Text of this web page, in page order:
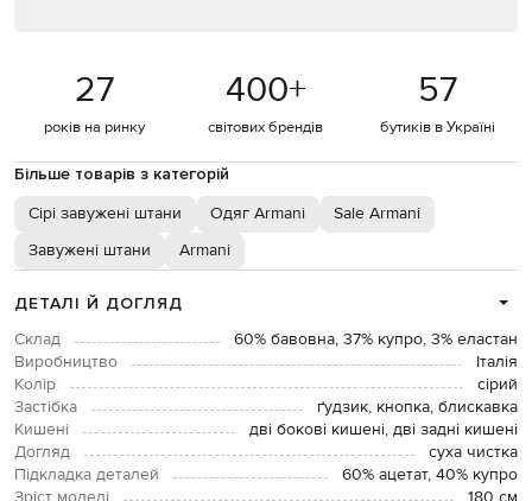
27
років на ринку
400+
світових брендів
57
бутиків в Україні
Більше товарів з категорій
Сірі завужені штани Одяг Armani
Sale Armani
Завужені штани
Armani
ДЕТАЛІ Й ДОГЛЯД
Склад
60% бавовна, 37% купро, 3% еластан
Виробництво
Італія
Колір
сірий
Застібка
ґудзик, кнопка, блискавка
Кишені
дві бокові кишені, дві задні кишені
Догляд
суха чистка
Підкладка деталей
60% ацетат, 40% купро